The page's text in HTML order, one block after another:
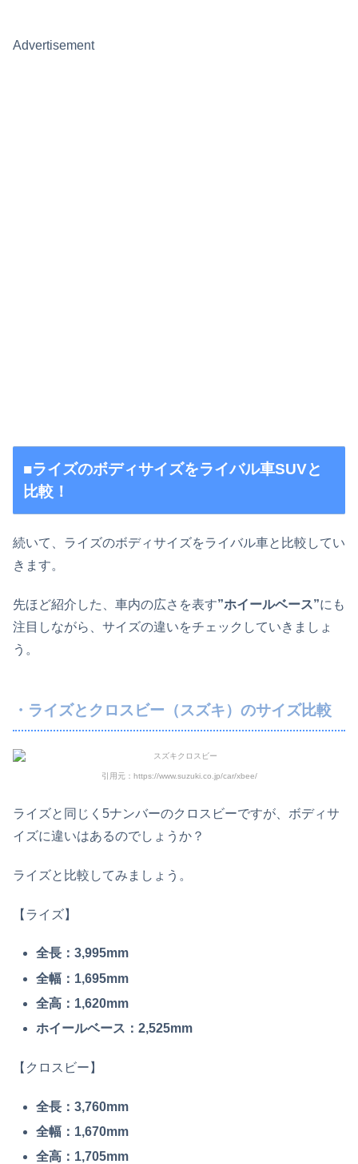
Advertisement
■ライズのボディサイズをライバル車SUVと
比較！
続いて、ライズのボディサイズをライバル車と比較してい
きます。
先ほど紹介した、車内の広さを表す”ホイールベース”にも
注目しながら、サイズの違いをチェックしていきましょ
う。
・ライズとクロスビー（スズキ）のサイズ比較
引用元：https://www.suzuki.co.jp/car/xbee/
ライズと同じく5ナンバーのクロスビーですが、ボディサ
イズに違いはあるのでしょうか？
ライズと比較してみましょう。
【ライズ】
全長：3,995mm
全幅：1,695mm
全高：1,620mm
ホイールベース：2,525mm
【クロスビー】
全長：3,760mm
全幅：1,670mm
全高：1,705mm